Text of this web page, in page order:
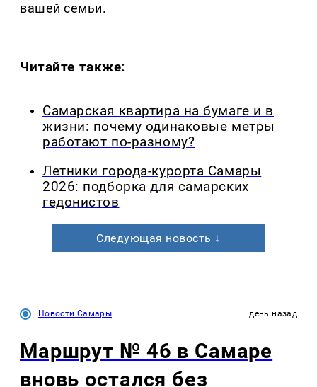
вашей семьи.
Читайте также:
Самарская квартира на бумаге и в
жизни: почему одинаковые метры
работают по-разному?
Летники города-курорта Самары
2026: подборка для самарских
гедонистов
Следующая новость ↓
Новости Самары день назад
Маршрут № 46 в Самаре
вновь остался без